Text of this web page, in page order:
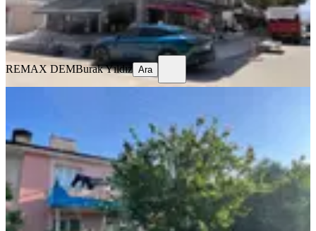
REMAX DEMBurak Yıldız
Ara
REMAX DEMBurak Yıldız Ara
Eşyalı Kiralık 2+1 Daire
Merkez, Kazım Karabekir Mahallesi
2+1·100 m² ·1. Kat ·25.07.2026
12.750 ₺